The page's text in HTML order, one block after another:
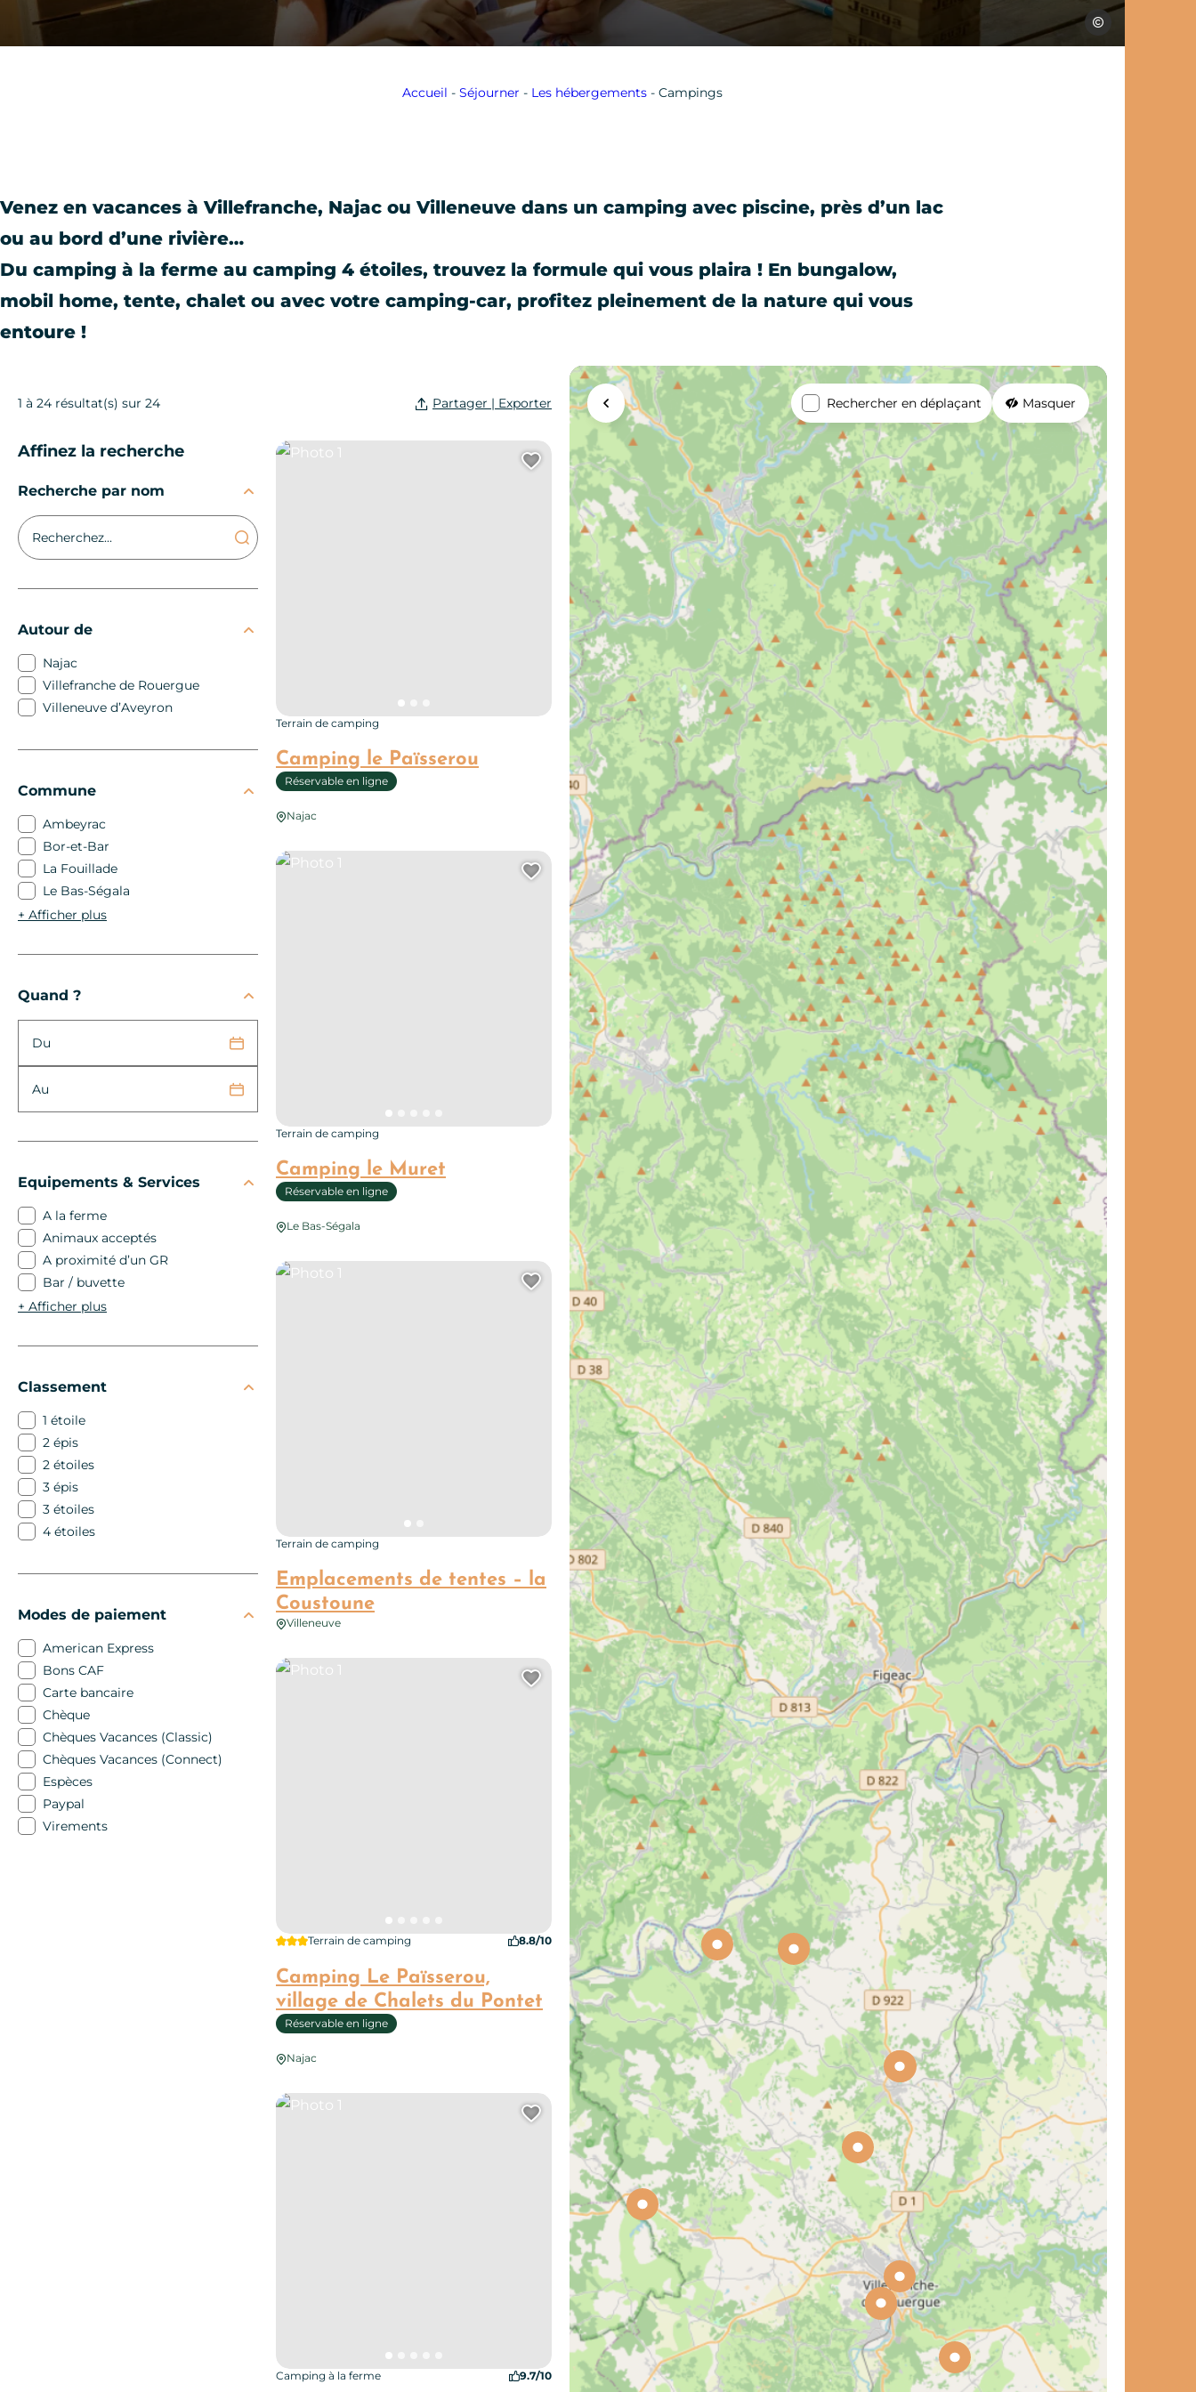
Julien Herrero
Accueil - Séjourner - Les hébergements - Campings
Venez en vacances à Villefranche, Najac ou Villeneuve dans un camping avec piscine, près d’un lac
ou au bord d’une rivière…
Du camping à la ferme au camping 4 étoiles, trouvez la formule qui vous plaira ! En bungalow,
mobil home, tente, chalet ou avec votre camping-car, profitez pleinement de la nature qui vous
entoure !
1 à 24 résultat(s) sur 24 Partager | Exporter
Affinez la recherche
Recherche par nom
Autour de
Najac
Villefranche de Rouergue
Villeneuve d’Aveyron
Commune
Ambeyrac
Bor-et-Bar
La Fouillade
Le Bas-Ségala
+ Afficher plus
Quand ?
Du
Au
Equipements & Services
A la ferme
Animaux acceptés
A proximité d’un GR
Bar / buvette
+ Afficher plus
Classement
1 étoile
2 épis
2 étoiles
3 épis
3 étoiles
4 étoiles
Modes de paiement
American Express
Bons CAF
Carte bancaire
Chèque
Chèques Vacances (Classic)
Chèques Vacances (Connect)
Espèces
Paypal
Virements
Camping le Païsserou
Terrain de camping
Réservable en ligne
Najac
Photo 1
Ajouter cette page au carnet de voyage ?
Camping le Muret
Terrain de camping
Réservable en ligne
Le Bas-Ségala
Photo 1
Ajouter cette page au carnet de voyage ?
Emplacements de tentes – la
Coustoune
Terrain de camping
Villeneuve
Photo 1
Ajouter cette page au carnet de voyage ?
Camping Le Païsserou,
village de Chalets du Pontet
3 étoilesTerrain de camping 8.8/10
Réservable en ligne
Najac
Photo 1
Ajouter cette page au carnet de voyage ?
Camping à la ferme 9.7/10
Photo 1
Ajouter cette page au carnet de voyage ?
Agrandir la carte Rechercher en déplaçant Masquer